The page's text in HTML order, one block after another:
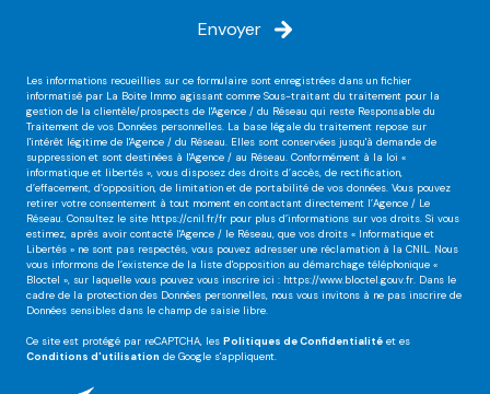
Envoyer
Les informations recueillies sur ce formulaire sont enregistrées dans un fichier
informatisé par La Boite Immo agissant comme Sous-traitant du traitement pour la
gestion de la clientèle/prospects de l'Agence / du Réseau qui reste Responsable du
Traitement de vos Données personnelles. La base légale du traitement repose sur
l'intérêt légitime de l'Agence / du Réseau. Elles sont conservées jusqu'à demande de
suppression et sont destinées à l'Agence / au Réseau. Conformément à la loi «
informatique et libertés », vous disposez des droits d’accès, de rectification,
d’effacement, d’opposition, de limitation et de portabilité de vos données. Vous pouvez
retirer votre consentement à tout moment en contactant directement l’Agence / Le
Réseau. Consultez le site https://cnil.fr/fr pour plus d’informations sur vos droits. Si vous
estimez, après avoir contacté l'Agence / le Réseau, que vos droits « Informatique et
Libertés » ne sont pas respectés, vous pouvez adresser une réclamation à la CNIL. Nous
vous informons de l’existence de la liste d'opposition au démarchage téléphonique «
Bloctel », sur laquelle vous pouvez vous inscrire ici : https://www.bloctel.gouv.fr. Dans le
cadre de la protection des Données personnelles, nous vous invitons à ne pas inscrire de
Données sensibles dans le champ de saisie libre.
Ce site est protégé par reCAPTCHA, les Politiques de Confidentialité et es
Conditions d'utilisation de Google s'appliquent.